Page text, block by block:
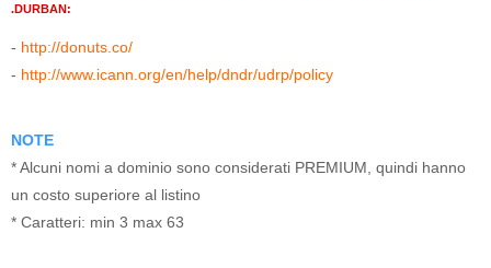
.DURBAN:
- http://donuts.co/
- http://www.icann.org/en/help/dndr/udrp/policy
NOTE
* Alcuni nomi a dominio sono considerati PREMIUM, quindi hanno
un costo superiore al listino
* Caratteri: min 3 max 63